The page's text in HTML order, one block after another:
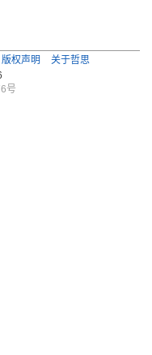
版权声明
关于哲思
号